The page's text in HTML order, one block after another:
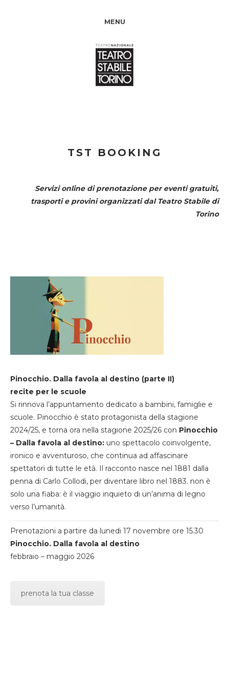
MENU
TST BOOKING
Servizi online di prenotazione per eventi gratuiti,
trasporti e provini organizzati dal Teatro Stabile di
Torino
Pinocchio. Dalla favola al destino (parte II)
recite per le scuole
Si rinnova l’appuntamento dedicato a bambini, famiglie e
scuole. Pinocchio è stato protagonista della stagione
2024/25, e torna ora nella stagione 2025/26 con Pinocchio
– Dalla favola al destino: uno spettacolo coinvolgente,
ironico e avventuroso, che continua ad affascinare
spettatori di tutte le età. Il racconto nasce nel 1881 dalla
penna di Carlo Collodi, per diventare libro nel 1883. non è
solo una fiaba: è il viaggio inquieto di un’anima di legno
verso l’umanità.
Prenotazioni a partire da lunedi 17 novembre ore 15.30
Pinocchio. Dalla favola al destino
febbraio – maggio 2026
prenota la tua classe